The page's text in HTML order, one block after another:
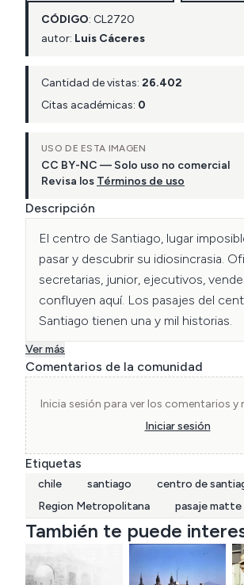
CÓDIGO: CL2720
autor: Luis Cáceres
Cantidad de vistas: 26.402
Citas académicas: 0
USO DE ESTA IMAGEN
CC BY-NC — Solo uso no comercial
Revisa los Términos de uso
Descripción
El centro de Santiago, lugar
pasar y descubrir su idiosincrasia.
secretarias, junior, ejecutivos,
confluyen aquí. Los pasajes del
Santiago tienen una y mil historias.
Ver más
Comentarios de la comunidad
Inicia sesión para ver los comentarios
Iniciar sesión
Etiquetas
chile santiago
centro de
Region Metropolitana
pasaje matte
También te puede